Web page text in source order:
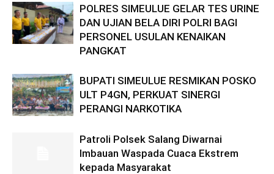
POLRES SIMEULUE GELAR TES URINE
DAN UJIAN BELA DIRI POLRI BAGI
PERSONEL USULAN KENAIKAN
PANGKAT
BUPATI SIMEULUE RESMIKAN POSKO
ULT P4GN, PERKUAT SINERGI
PERANGI NARKOTIKA
Patroli Polsek Salang Diwarnai
Imbauan Waspada Cuaca Ekstrem
kepada Masyarakat